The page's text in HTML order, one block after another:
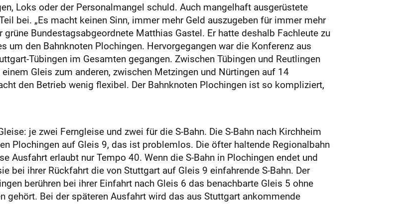
Loks oder der Personalmangel schuld. Auch mangelhaft ausgerüstete
bei. „Es macht keinen Sinn, immer mehr Geld auszugeben für immer mehr
Bundestagsabgeordnete Matthias Gastel. Er hatte deshalb Fachleute zu
um den Bahnknoten Plochingen. Hervorgegangen war die Konferenz aus
Tübingen im Gesamten gegangen. Zwischen Tübingen und Reutlingen
Gleis zum anderen, zwischen Metzingen und Nürtingen auf 14
den Betrieb wenig flexibel. Der Bahnknoten Plochingen ist so kompliziert,
je zwei Ferngleise und zwei für die S-Bahn. Die S-Bahn nach Kirchheim
Plochingen auf Gleis 9, das ist problemlos. Die öfter haltende Regionalbahn
Ausfahrt erlaubt nur Tempo 40. Wenn die S-Bahn in Plochingen endet und
bei ihrer Rückfahrt die von Stuttgart auf Gleis 9 einfahrende S-Bahn. Der
berühren bei ihrer Einfahrt nach Gleis 6 das benachbarte Gleis 5 ohne
gehört. Bei der späteren Ausfahrt wird das aus Stuttgart ankommende